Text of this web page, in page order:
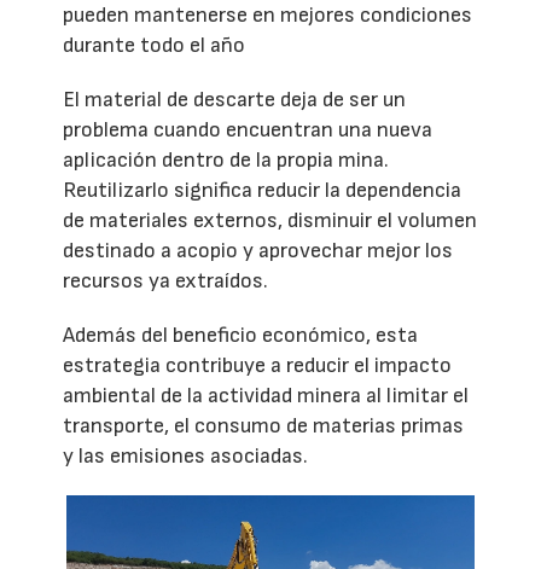
pueden mantenerse en mejores condiciones
durante todo el año
El material de descarte deja de ser un
problema cuando encuentran una nueva
aplicación dentro de la propia mina.
Reutilizarlo significa reducir la dependencia
de materiales externos, disminuir el volumen
destinado a acopio y aprovechar mejor los
recursos ya extraídos.
Además del beneficio económico, esta
estrategia contribuye a reducir el impacto
ambiental de la actividad minera al limitar el
transporte, el consumo de materias primas
y las emisiones asociadas.